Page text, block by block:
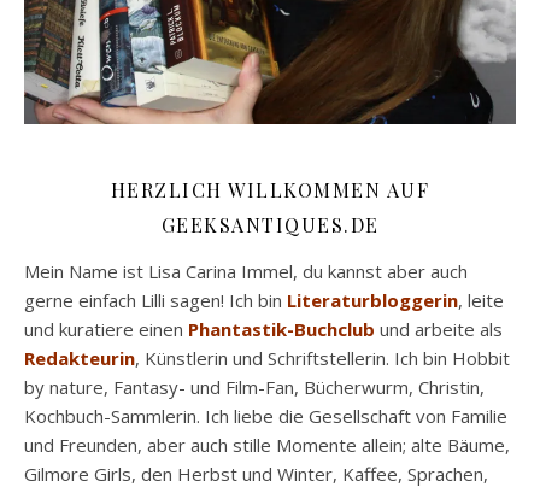
HERZLICH WILLKOMMEN AUF
GEEKSANTIQUES.DE
Mein Name ist Lisa Carina Immel, du kannst aber auch
gerne einfach Lilli sagen! Ich bin Literaturbloggerin, leite
und kuratiere einen Phantastik-Buchclub und arbeite als
Redakteurin, Künstlerin und Schriftstellerin. Ich bin Hobbit
by nature, Fantasy- und Film-Fan, Bücherwurm, Christin,
Kochbuch-Sammlerin. Ich liebe die Gesellschaft von Familie
und Freunden, aber auch stille Momente allein; alte Bäume,
Gilmore Girls, den Herbst und Winter, Kaffee, Sprachen,